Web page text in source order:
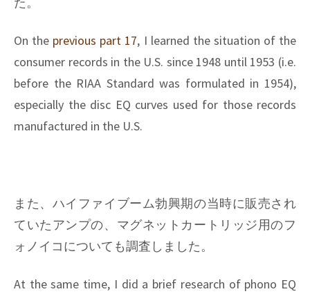
On the previous part 17, I learned the situation of the
consumer records in the U.S. since 1948 until 1953 (i.e.
before the RIAA Standard was formulated in 1954),
especially the disc EQ curves used for those records
manufactured in the U.S.
また、ハイファイブーム勃興期の当時に販売され
ていたアンプの、マグネットカートリッジ用のフ
ォノイコについても調査しました。
At the same time, I did a brief research of phono EQ